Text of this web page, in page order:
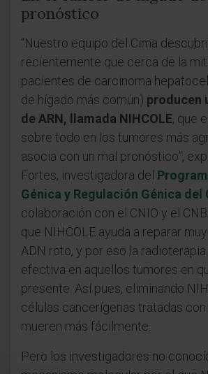
pronóstico
“Nuestro equipo del Cima
recientemente que cerca de la
pacientes de carcinoma
de hígado más común) producen
de ARN, llamada NIHCOLE, que
sobre todo en los tumores más
asocia con un mal pronóstico”,
Fortes, investigadora del
Génica y Regulación Génica del
colaboración con el CNIO y el
que NIHCOLE ayuda a reparar
ADN roto, y por eso la
efectiva en aquellos tumores en
presente. Así pues, eliminando
células cancerígenas tratadas
mueren más fácilmente.
Pero los investigadores no